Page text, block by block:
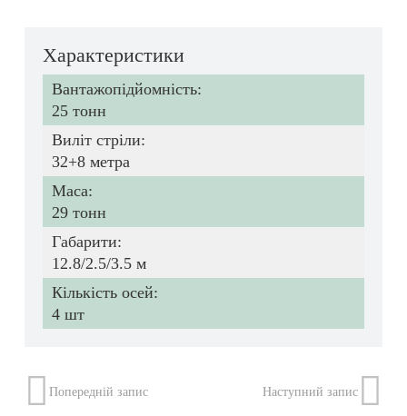
Характеристики
Вантажопідйомність:
25 тонн
Виліт стріли:
32+8 метра
Маса:
29 тонн
Габарити:
12.8/2.5/3.5 м
Кількість осей:
4 шт
Попередній запис Наступний запис